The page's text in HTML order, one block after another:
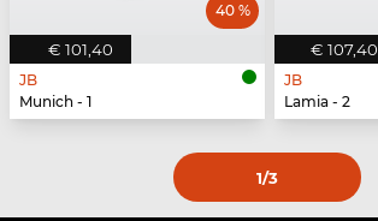
€ 101,40
40 %
JB
Munich - 1
€ 107,40
JB
Lamia - 2
1/3